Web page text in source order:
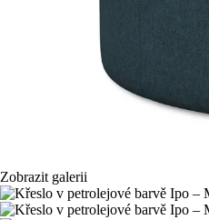
Zobrazit galerii